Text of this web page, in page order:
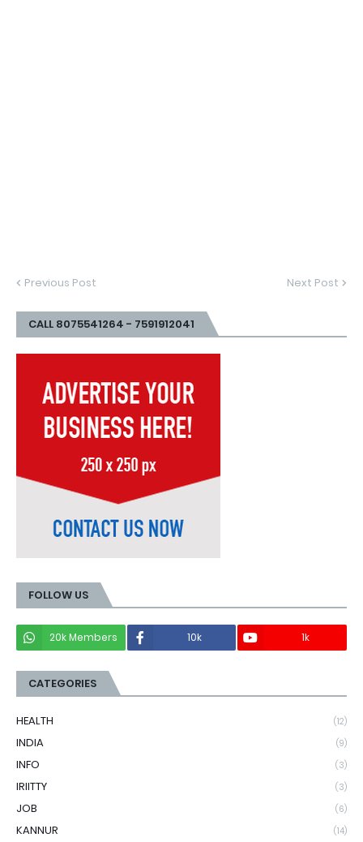
Previous Post Next Post
CALL 8075541264 - 7591912041
FOLLOW US
20k Members 10k 1k
CATEGORIES
HEALTH (12)
INDIA (9)
INFO (3)
IRIITTY (3)
JOB (6)
KANNUR (14)